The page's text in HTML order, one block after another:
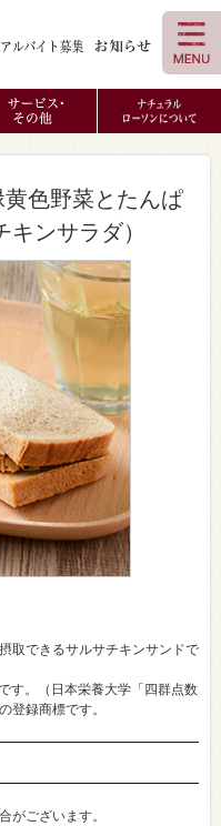
色野菜とたんぱ
ンサラダ）
取できるサルサチキンサンドで
す。（日本栄養大学「四群点数
登録商標です。
がございます。